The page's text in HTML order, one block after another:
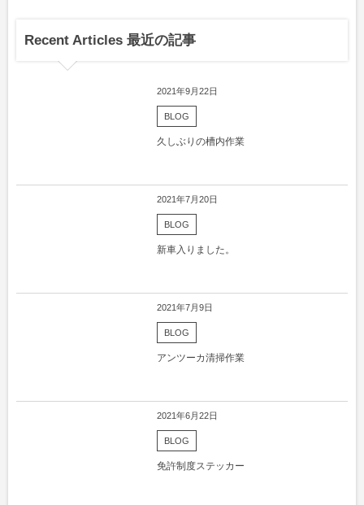
Recent Articles 最近の記事
2021年9月22日
BLOG
久しぶりの槽内作業
2021年7月20日
BLOG
新車入りました。
2021年7月9日
BLOG
アンツーカ清掃作業
2021年6月22日
BLOG
免許制度ステッカー